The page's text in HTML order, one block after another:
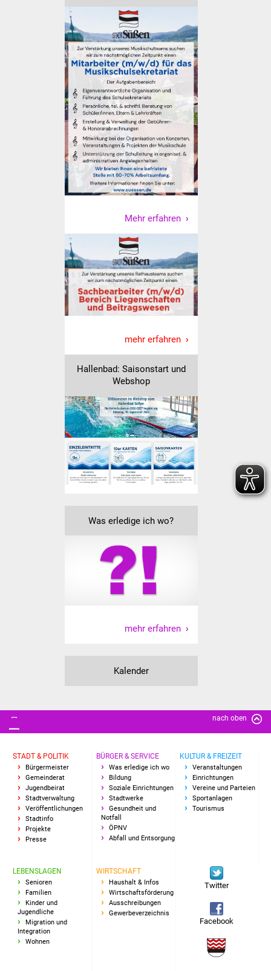
Jugendhaus
Fachteam Jugend
Kinder- und
Familienzentrum
Stadtwerke
Suenergie
NETZMonitor
Gesundheit und Notfall
Ärzte und Apotheken
Hitzewarnung / UV-
Index
Abfall und Entsorgung
Kultur & Freizeit
Veranstaltungen
Stadtfest
Einrichtungen
Hallenbad
Stadtbücherei
Zehntscheuer
Vereine und Parteien
Beirat Süßener Vereine
Sportanlagen
Schwäbischer Albtrauf
Route der
Industriekultur
Mehr erfahren
mehr erfahren
Hallenbad: Saisonstart und
Webshop
Was erledige ich wo?
mehr erfahren
Kalender
nach oben
STADT & POLITIK
Bürgermeister
Gemeinderat
Jugendbeirat
Stadtverwaltung
Veröffentlichungen
Stadtinfo
Projekte
Presse
BÜRGER & SERVICE
Was erledige ich wo
Bildung
Soziale Einrichtungen
Stadtwerke
Gesundheit und
Notfall
ÖPNV
Abfall und Entsorgung
KULTUR & FREIZEIT
Veranstaltungen
Einrichtungen
Vereine und Parteien
Sportanlagen
Tourismus
LEBENSLAGEN
Senioren
Familien
Kinder und
Jugendliche
Migration und
Integration
Wohnen
WIRTSCHAFT
Haushalt & Infos
Wirtschaftsförderung
Ausschreibungen
Gewerbeverzeichnis
Twitter
Facebook